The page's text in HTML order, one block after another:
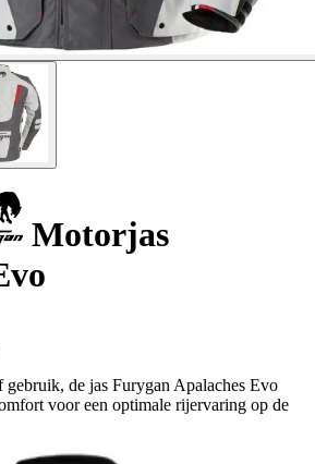
Motorjas
de jas Furygan Apalaches Evo
voor een optimale rijervaring op de